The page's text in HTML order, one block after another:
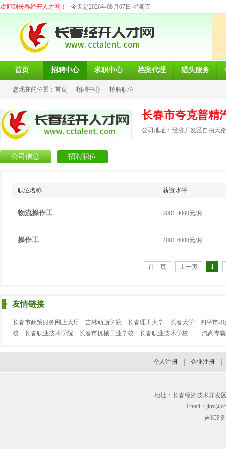
欢迎到长春经开人才网！ 今天是2026年08月07日 星期五
首页 招聘中心 求职中心 档案代理 猎头服务
您现在的位置： 首页 — 招聘中心 — 招聘职位
长春市夸克普精
公司地址：经济开发区自由大
公司信息 招聘职位
职位名称 薪资水平
物流操作工 2001-4000元/月
操作工 4001-6000元/月
首 页 上一页 1
友情链接
长春市政策服务网上大厅 吉林动画学院 长春理工大学 长春大学
四平市
校
长春职业技术学院 长春市机械工业学校 长春职业技术学校 一汽高专
个人注册 企业注册
地址：长春经济技术开发
Email：
吉ICP